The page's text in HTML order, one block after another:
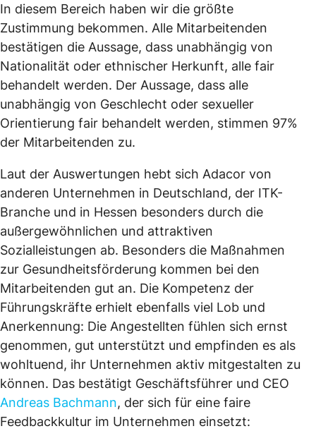
In diesem Bereich haben wir die größte
Zustimmung bekommen. Alle Mitarbeitenden
bestätigen die Aussage, dass unabhängig von
Nationalität oder ethnischer Herkunft, alle fair
behandelt werden. Der Aussage, dass alle
unabhängig von Geschlecht oder sexueller
Orientierung fair behandelt werden, stimmen 97%
der Mitarbeitenden zu.
Laut der Auswertungen hebt sich Adacor von
anderen Unternehmen in Deutschland, der ITK-
Branche und in Hessen besonders durch die
außergewöhnlichen und attraktiven
Sozialleistungen ab. Besonders die Maßnahmen
zur Gesundheitsförderung kommen bei den
Mitarbeitenden gut an. Die Kompetenz der
Führungskräfte erhielt ebenfalls viel Lob und
Anerkennung: Die Angestellten fühlen sich ernst
genommen, gut unterstützt und empfinden es als
wohltuend, ihr Unternehmen aktiv mitgestalten zu
können. Das bestätigt Geschäftsführer und CEO
Andreas Bachmann, der sich für eine faire
Feedbackkultur im Unternehmen einsetzt: